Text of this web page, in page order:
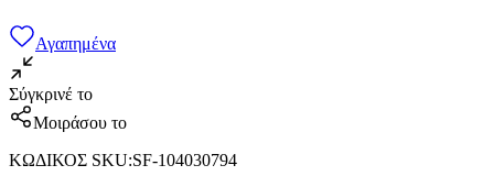
Αγαπημένα
Σύγκρινέ το
Μοιράσου το
ΚΩΔΙΚΟΣ SKU:SF-104030794